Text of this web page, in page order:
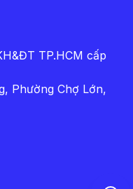
TP.HCM cấp
Phường Chợ Lớn,